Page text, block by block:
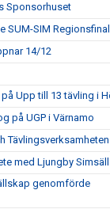
Sponsorhuset
SUM-SIM
14/12
Upp till 13 tävling i
på UGP i Värnamo
Tävlingsverksamheten
med Ljungby
genomförde